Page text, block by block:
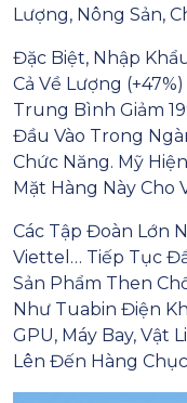
Lượng, Nông Sản,
Đặc Biệt, Nhập
Cả Về Lượng
Trung Bình Giảm
Đầu Vào Trong
Chức Năng. Mỹ
Mặt Hàng Này Cho
Các Tập Đoàn Lớn
Viettel… Tiếp Tục
Sản Phẩm Then
Như Tuabin Điện
GPU, Máy Bay, Vật
Lên Đến Hàng